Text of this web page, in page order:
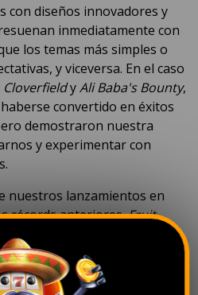
con diseños innovadores y
inmediatamente con
los temas más simples o
y viceversa. En el caso
CloverfieldyAli Baba's Bounty,
convertido en éxitos
demostraron nuestra
y experimentar con
nuestros lanzamientos en
récords anteriores.Fruit
Hades Power
que una combinación de
funciones y un atractivo
de los jugadores en